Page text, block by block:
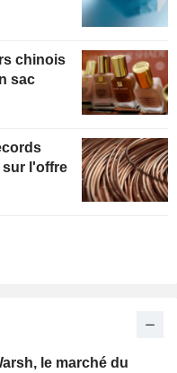
chinois
sac
sur l'offre
le marché du